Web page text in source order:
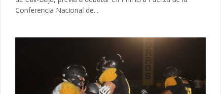
Conferencia Nacional de...